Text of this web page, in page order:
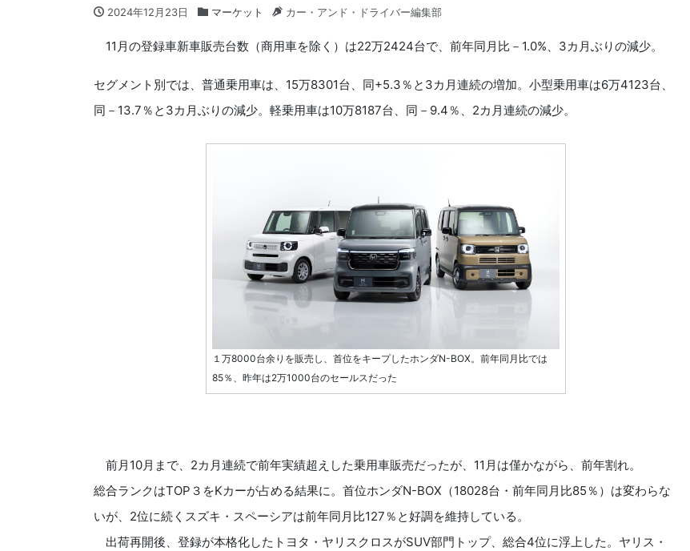
2024年12月23日 マーケット カー・アンド・ドライバー編集部
11月の登録車新車販売台数（商用車を除く）は22万2424台で、前年同月比－1.0%、3カ月ぶりの減少。
セグメント別では、普通乗用車は、15万8301台、同+5.3％と3カ月連続の増加。小型乗用車は6万4123台、
同－13.7％と3カ月ぶりの減少。軽乗用車は10万8187台、同－9.4％、2カ月連続の減少。
１万8000台余りを販売し、首位をキープしたホンダN-BOX。前年同月比では
85％、昨年は2万1000台のセールスだった
前月10月まで、2カ月連続で前年実績超えした乗用車販売だったが、11月は僅かながら、前年割れ。
総合ランクはTOP３をKカーが占める結果に。首位ホンダN-BOX（18028台・前年同月比85％）は変わらな
いが、2位に続くスズキ・スペーシアは前年同月比127％と好調を維持している。
出荷再開後、登録が本格化したトヨタ・ヤリスクロスがSUV部門トップ、総合4位に浮上した。ヤリス・